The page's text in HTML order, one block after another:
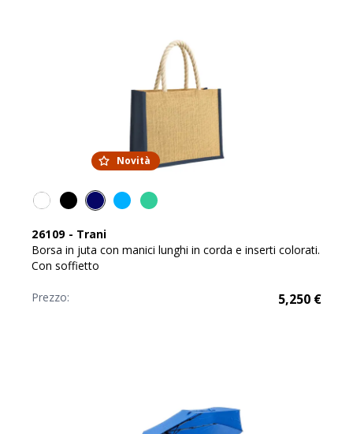
Novità
26109 - Trani
Borsa in juta con manici lunghi in corda e inserti colorati.
Con soffietto
Prezzo: 5,250 €